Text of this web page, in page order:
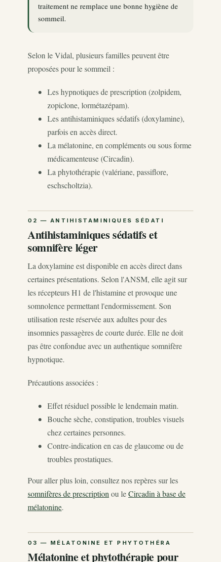
traitement ne remplace une bonne hygiène de
sommeil.
Selon le Vidal, plusieurs familles peuvent être
proposées pour le sommeil :
Les hypnotiques de prescription (zolpidem,
zopiclone, lormétazépam).
Les antihistaminiques sédatifs (doxylamine),
parfois en accès direct.
La mélatonine, en compléments ou sous forme
médicamenteuse (Circadin).
La phytothérapie (valériane, passiflore,
eschscholtzia).
Antihistaminiques sédatifs et
somnifère léger
La doxylamine est disponible en accès direct dans
certaines présentations. Selon l'ANSM, elle agit sur
les récepteurs H1 de l'histamine et provoque une
somnolence permettant l'endormissement. Son
utilisation reste réservée aux adultes pour des
insomnies passagères de courte durée. Elle ne doit
pas être confondue avec un authentique somnifère
hypnotique.
Précautions associées :
Effet résiduel possible le lendemain matin.
Bouche sèche, constipation, troubles visuels
chez certaines personnes.
Contre-indication en cas de glaucome ou de
troubles prostatiques.
Pour aller plus loin, consultez nos repères sur les
somnifères de prescription ou leCircadin à base de
mélatonine.
Mélatonine et phytothérapie pour